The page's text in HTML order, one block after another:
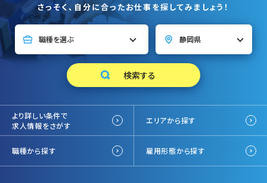
さっそく、自分に合ったお仕事を探してみましょう！
より詳しい条件で
求人情報をさがす
エリアから探す
職種から探す 雇用形態から探す